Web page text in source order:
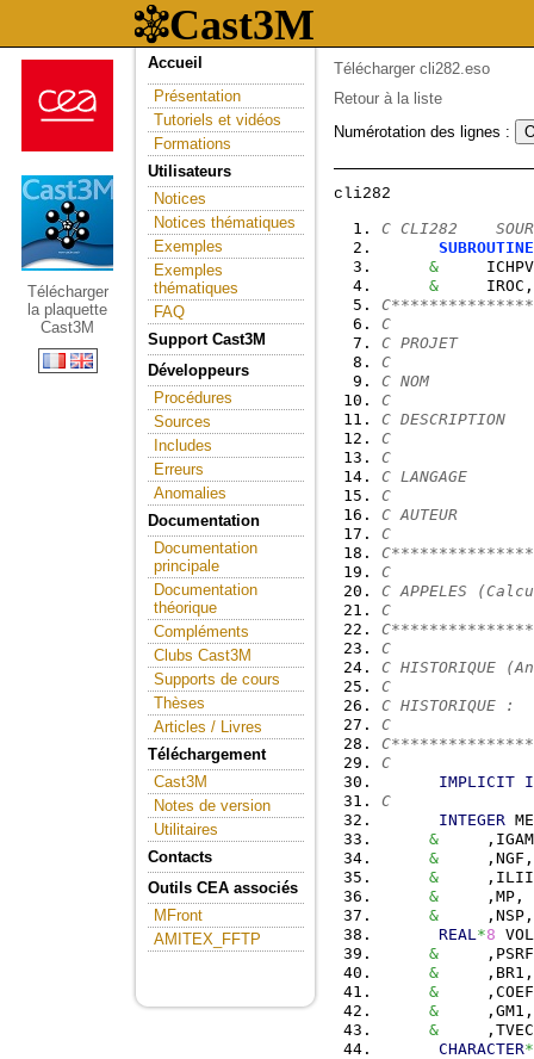
Télécharger
la plaquette
Cast3M
Accueil
Présentation
Tutoriels et vidéos
Formations
Utilisateurs
Notices
Notices thématiques
Exemples
Exemples
thématiques
FAQ
Support Cast3M
Développeurs
Procédures
Sources
Includes
Erreurs
Anomalies
Documentation
Documentation
principale
Documentation
théorique
Compléments
Clubs Cast3M
Supports de cours
Thèses
Articles / Livres
Téléchargement
Cast3M
Notes de version
Utilitaires
Contacts
Outils CEA associés
MFront
AMITEX_FFTP
Télécharger cli282.eso
Retour à la liste
Numérotation des lignes :
C CLI282
SUBROUTINE
&
&
C
C PROJET
C
C NOM
C
C
C
C
C LANGAGE
C
C AUTEUR
C
C
C APPELES
C
C
C HISTORIQUE
C
C HISTORIQUE :
C
C
IMPLICIT
C
INTEGER
&
&
&
&
     ,MP,
&
REAL *8
&
&
&
&
&
CHARACTER*